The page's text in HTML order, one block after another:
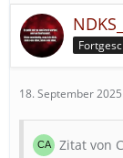
bei
über AAO
18. September
Zitat von